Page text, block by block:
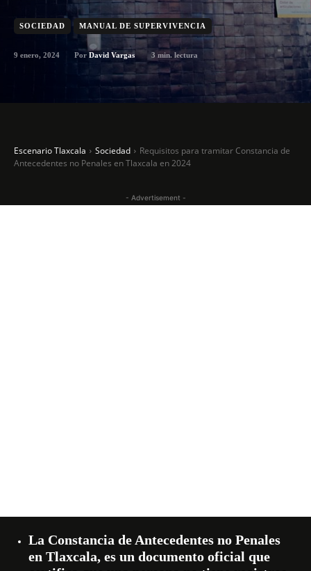
SOCIEDAD MANUAL DE SUPERVIVENCIA
9 enero, 2024 Por David Vargas 3 min. lectura
Escenario Tlaxcala Sociedad
Requisitos para tramitar Constancia de
Antecedentes no Penales en Tlaxcala en 2024
- Advertisement -
La Constancia de Antecedentes no Penales
en Tlaxcala, es un documento oficial que